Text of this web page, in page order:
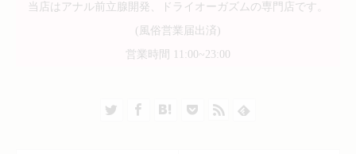
当店はアナル前立腺開発、ドライオーガズムの専門店です。
(風俗営業届出済)
営業時間 11:00~23:00